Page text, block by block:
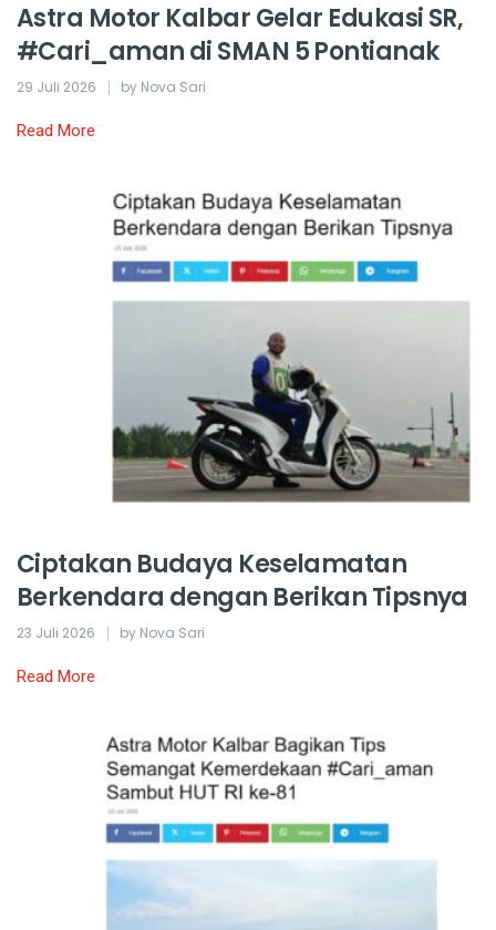
Astra Motor Kalbar Gelar Edukasi SR,
#Cari_aman di SMAN 5 Pontianak
29 Juli 2026 by Nova Sari
Read More
Ciptakan Budaya Keselamatan
Berkendara dengan Berikan Tipsnya
23 Juli 2026 by Nova Sari
Read More